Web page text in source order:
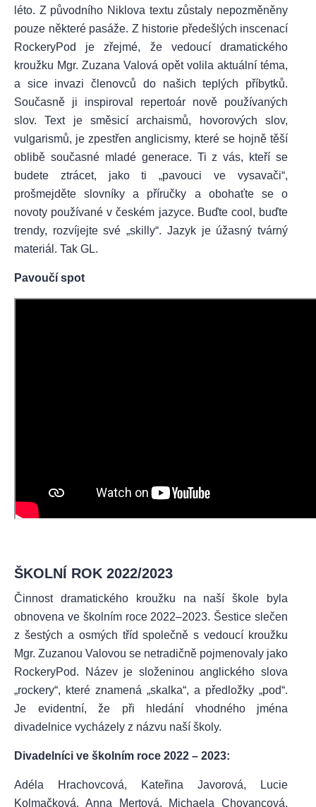
léto. Z původního Niklova textu zůstaly nepozměněny
pouze některé pasáže. Z historie předešlých inscenací
RockeryPod je zřejmé, že vedoucí dramatického
kroužku Mgr. Zuzana Valová opět volila aktuální téma,
a sice invazi členovců do našich teplých příbytků.
Současně ji inspiroval repertoár nově používaných
slov. Text je směsicí archaismů, hovorových slov,
vulgarismů, je zpestřen anglicismy, které se hojně těší
oblibě současné mladé generace. Ti z vás, kteří se
budete ztrácet, jako ti „pavouci ve vysavači“,
prošmejděte slovníky a příručky a obohaťte se o
novoty používané v českém jazyce. Buďte cool, buďte
trendy, rozvíjejte své „skilly“. Jazyk je úžasný tvárný
materiál. Tak GL.
Pavoučí spot
ŠKOLNÍ ROK 2022/2023
Činnost dramatického kroužku na naší škole byla
obnovena ve školním roce 2022–2023. Šestice slečen
z šestých a osmých tříd společně s vedoucí kroužku
Mgr. Zuzanou Valovou se netradičně pojmenovaly jako
RockeryPod. Název je složeninou anglického slova
„rockery“, které znamená „skalka“, a předložky „pod“.
Je evidentní, že při hledání vhodného jména
divadelnice vycházely z názvu naší školy.
Divadelníci ve školním roce 2022 – 2023:
Adéla Hrachovcová, Kateřina Javorová, Lucie
Kolmačková, Anna Mertová, Michaela Chovancová,